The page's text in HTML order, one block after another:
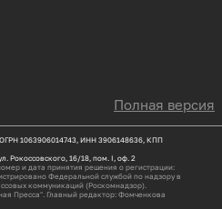
Полная версия
1063906014743, ИНН 3906148636, КПП
Рокоссовского, 16/18, пом. I, оф. 2
и дата принятия решения о регистрации:
Федеральной службой по надзору в
коммуникаций (Роскомнадзор).
Пресса". Главный редактор: Фомченкова